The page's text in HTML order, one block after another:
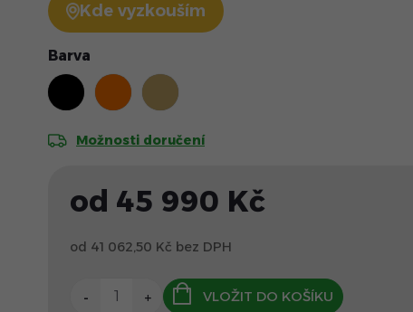
Kde vyzkouším
Barva
Možnosti doručení
od 45 990 Kč
od 41 062,50 Kč bez DPH
VLOŽIT DO KOŠÍKU